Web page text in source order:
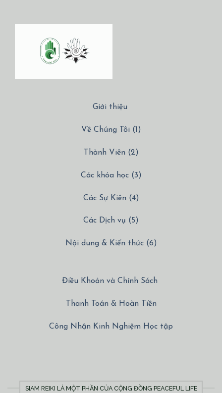
Giới thiệu
Về Chúng Tôi (1)
Thành Viên (2)
Các khóa học (3)
Các Sự Kiên (4)
Các Dịch vụ (5)
Nội dung & Kiến thức (6)
Điều Khoản và Chính Sách
Thanh Toán & Hoàn Tiền
Công Nhận Kinh Nghiệm Học tập
SIAM REIKI LÀ MỘT PHẦN CỦA CỘNG ĐỒNG PEACEFUL LIFE